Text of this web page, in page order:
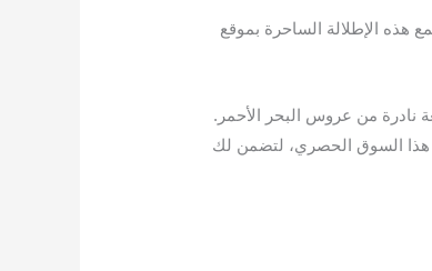
هذه الإطلالة الساحرة بموقع
من عروس البحر الأحمر.
هذا السوق الحصري، لتضمن لك